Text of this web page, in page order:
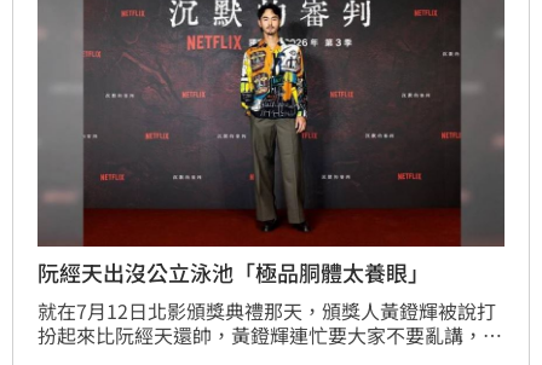
阮經天出沒公立泳池「極品胴體太養眼」
就在7月12日北影頒獎典禮那天，頒獎人黃鐙輝被說打
扮起來比阮經天還帥，黃鐙輝連忙要大家不要亂講，怕